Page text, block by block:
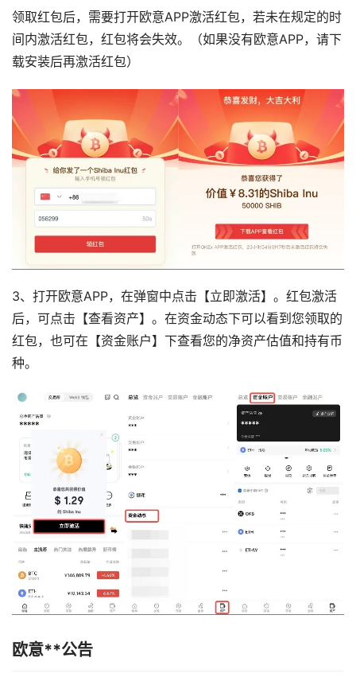
领取红包后，需要打开欧意APP激活红包，若未在规定的时
间内激活红包，红包将会失效。（如果没有欧意APP，请下
载安装后再激活红包）
3、打开欧意APP，在弹窗中点击【立即激活】。红包激活
后，可点击【查看资产】。在资金动态下可以看到您领取的
红包，也可在【资金账户】下查看您的净资产估值和持有币
种。
欧意**公告